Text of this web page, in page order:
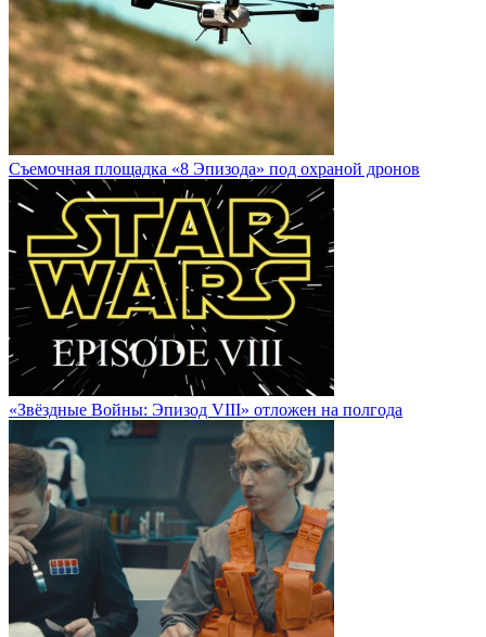
Cъемочная площадка «8 Эпизода» под охраной дронов
«Звёздные Войны: Эпизод VIII» отложен на полгода